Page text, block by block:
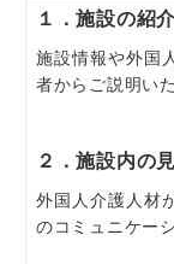
１．施設の紹介
施設情報や外国
者からご説明い
２．施設内の
外国人介護人材
のコミュニケー